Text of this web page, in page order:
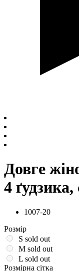
Довге
4
1007-20
Розмір
S sold out
M sold out
L sold out
Розмірна сітка